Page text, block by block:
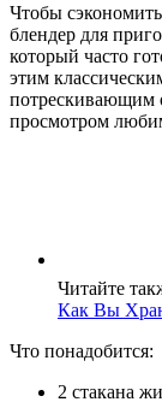
Чтобы
блендер для
который часто
этим
потрескивающим
просмотром
Читайте
Как Вы
Что понадобится:
2 стакана